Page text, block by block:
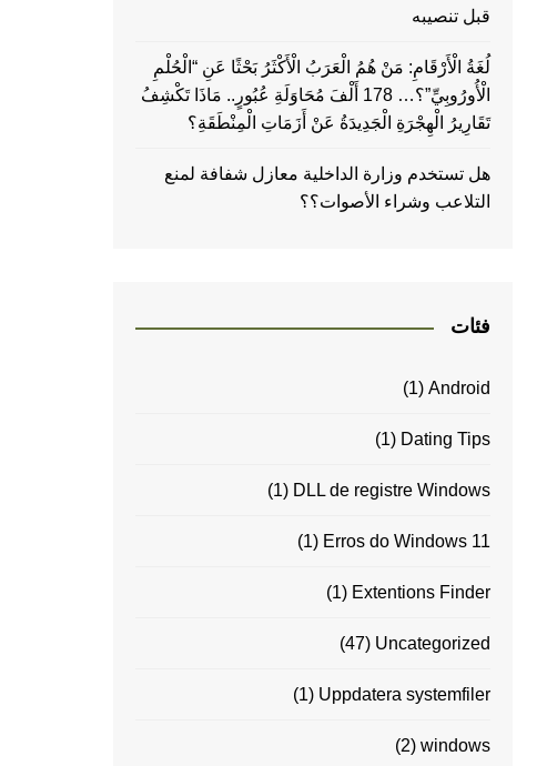
قبل تنصيبه
لُغَةُ الْأَرْقَامِ: مَنْ هُمُ الْعَرَبُ الْأَكْثَرُ بَحْثًا عَنِ “الْحُلْمِ
الْأُورُوبِيِّ”؟… 178 أَلْفَ مُحَاوَلَةِ عُبُورٍ.. مَاذَا تَكْشِفُ
تَقَارِيرُ الْهِجْرَةِ الْجَدِيدَةُ عَنْ أَزَمَاتِ الْمِنْطَقَةِ؟
هل تستخدم وزارة الداخلية معازل شفافة لمنع
التلاعب وشراء الأصوات؟؟
فئات
Android
(1)
Dating Tips
(1)
DLL de registre Windows
(1)
Erros do Windows 11
(1)
Extentions Finder
(1)
Uncategorized
(47)
Uppdatera systemfiler
(1)
windows
(2)